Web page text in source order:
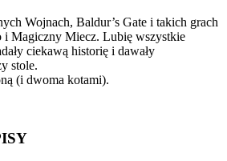
Wojnach, Baldur’s Gate i takich grach
i Magiczny Miecz. Lubię wszystkie
ciekawą historię i dawały
stole.
(i dwoma kotami).